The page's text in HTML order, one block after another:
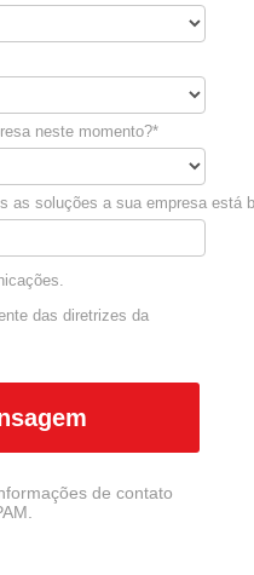
neste momento?*
as soluções a sua empresa está
das diretrizes da
de contato